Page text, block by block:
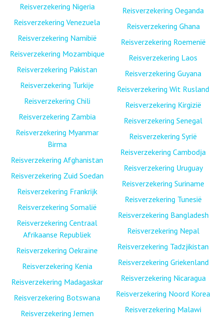
Reisverzekering Nigeria
Reisverzekering Venezuela
Reisverzekering Namibië
Reisverzekering Mozambique
Reisverzekering Pakistan
Reisverzekering Turkije
Reisverzekering Chili
Reisverzekering Zambia
Reisverzekering Myanmar
Birma
Reisverzekering Afghanistan
Reisverzekering Zuid Soedan
Reisverzekering Frankrijk
Reisverzekering Somalië
Reisverzekering Centraal
Afrikaanse Republiek
Reisverzekering Oekraïne
Reisverzekering Kenia
Reisverzekering Madagaskar
Reisverzekering Botswana
Reisverzekering Jemen
Reisverzekering Oeganda
Reisverzekering Ghana
Reisverzekering Roemenië
Reisverzekering Laos
Reisverzekering Guyana
Reisverzekering Wit Rusland
Reisverzekering Kirgizië
Reisverzekering Senegal
Reisverzekering Syrië
Reisverzekering Cambodja
Reisverzekering Uruguay
Reisverzekering Suriname
Reisverzekering Tunesië
Reisverzekering Bangladesh
Reisverzekering Nepal
Reisverzekering Tadzjikistan
Reisverzekering Griekenland
Reisverzekering Nicaragua
Reisverzekering Noord Korea
Reisverzekering Malawi